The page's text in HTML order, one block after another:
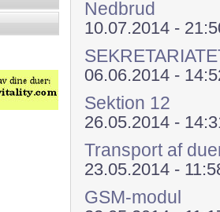
Nedbrud
10.07.2014 -
06.06.2014 -
Sektion 12
26.05.2014 -
Transport af
23.05.2014 -
GSM-modul